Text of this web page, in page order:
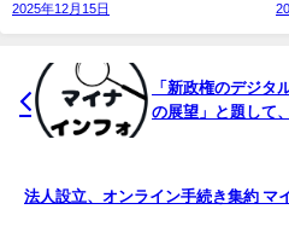
2025年12月15日
「新政権のデジタ
の展望」と題して
法人設立、オンライン手続き集約 マ